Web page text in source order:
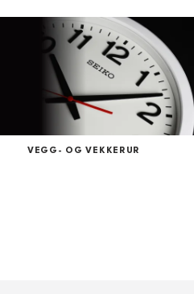
VEGG- OG VEKKERUR